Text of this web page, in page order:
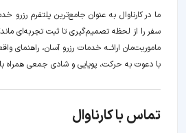
ما در کارناوال به عنوان جامع‌ترین پلتفرم رزرو
سفر را از لحظه‌ تصمیم‌گیری تا ثبت تجربه‌ای
ماموریت‌مان اراﺋــﻪ خدمات رزرو آسان،
با دعوت به حرکت، پویایی و شادی جمعی همراه
تماس با کارناوال